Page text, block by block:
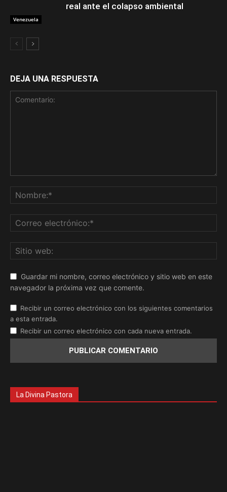
Venezuela
real ante el colapso ambiental
DEJA UNA RESPUESTA
Guardar mi nombre, correo electrónico y sitio web en este
navegador la próxima vez que comente.
Recibir un correo electrónico con los siguientes comentarios
a esta entrada.
Recibir un correo electrónico con cada nueva entrada.
La Divina Pastora